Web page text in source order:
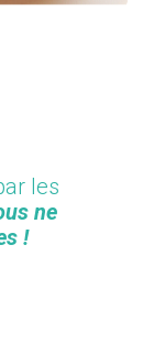
les
ne
!